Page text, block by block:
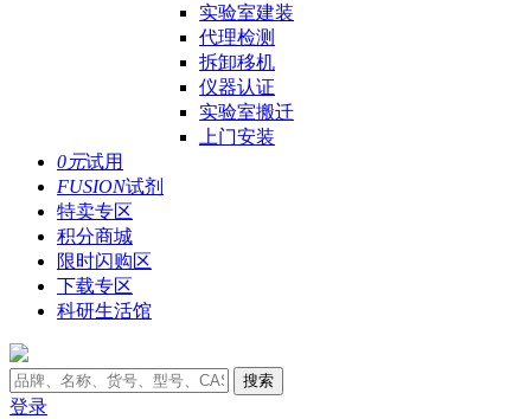
实验室建装
代理检测
拆卸移机
仪器认证
实验室搬迁
上门安装
0元试用
FUSION试剂
特卖专区
积分商城
限时闪购区
下载专区
科研生活馆
搜索
登录